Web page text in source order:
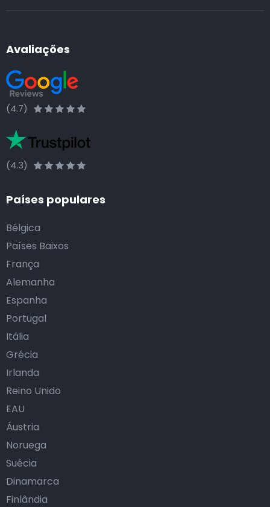
Avaliações
(4.7)
(4.3)
Países populares
Bélgica
Países Baixos
França
Alemanha
Espanha
Portugal
Itália
Grécia
Irlanda
Reino Unido
EAU
Áustria
Noruega
Suécia
Dinamarca
Finlândia